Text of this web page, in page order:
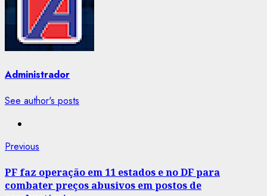
Administrador
See author's posts
Post
navigation
Previous
PF faz operação em 11 estados e no DF para
combater preços abusivos em postos de